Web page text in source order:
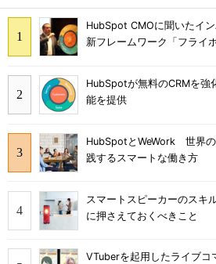
HubSpot CMOに聞いたイ
新フレームワーク「フライ
HubSpotが無料のCRMを強
能を提供
HubSpotとWeWork 世界
践するスマートな働き方
スマートスピーカーのスキ
に押さえておくべきこと
VTuberを起用したライブコ